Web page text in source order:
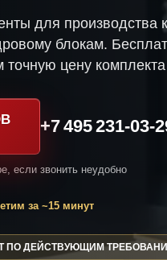
для производства
блокам.
точную цену
+7 495 231-03-
если звонить неудобно
за ~15 минут
ПО ДЕЙСТВУЮЩИМ